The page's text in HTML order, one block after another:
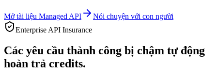
Mở tài liệu Managed API
Nói chuyện với con người
Enterprise API Insurance
Các yêu cầu thành công bị chậm tự động
hoàn trả credits.